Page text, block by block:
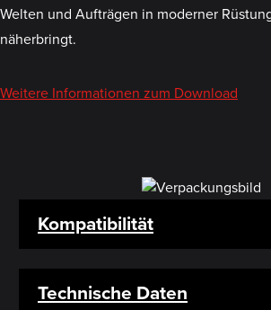
Welten und Aufträgen in moderner
näherbringt.
Weitere Informationen zum Download
Kompatibilität
Technische Daten